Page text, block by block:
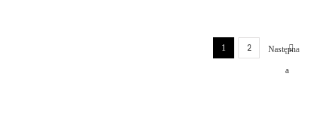
1 2 Następna
strona